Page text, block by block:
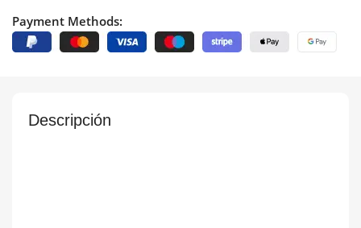
Payment Methods:
Descripción